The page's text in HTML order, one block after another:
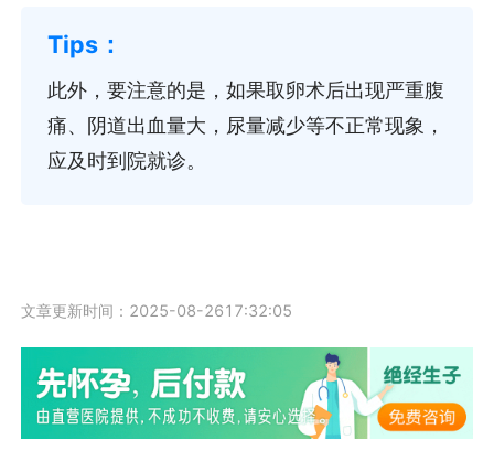
此外，要注意的是，如果取卵术后出现严重腹
痛、阴道出血量大，尿量减少等不正常现象，
应及时到院就诊。
文章更新时间：2025-08-2617:32:05